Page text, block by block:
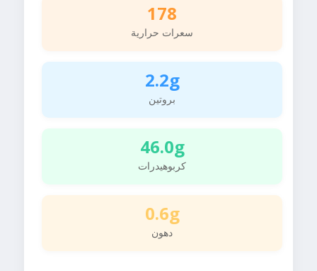
178
سعرات حرارية
2.2g
بروتين
46.0g
كربوهيدرات
0.6g
دهون